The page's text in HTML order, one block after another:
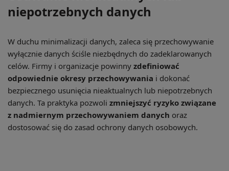
niepotrzebnych danych
W duchu minimalizacji danych, zaleca się przechowywanie
wyłącznie danych ściśle niezbędnych do zadeklarowanych
celów. Firmy i organizacje powinny zdefiniować
odpowiednie okresy przechowywania i dokonać
bezpiecznego usunięcia nieaktualnych lub niepotrzebnych
danych. Ta praktyka pozwoli zmniejszyć ryzyko związane
z nadmiernym przechowywaniem danych oraz
dostosować się do zasad ochrony danych osobowych.